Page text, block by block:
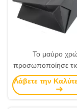
Το μαύρο
προσωποποίησε
εγγράφου,
συνήθεια
Λάβετε την